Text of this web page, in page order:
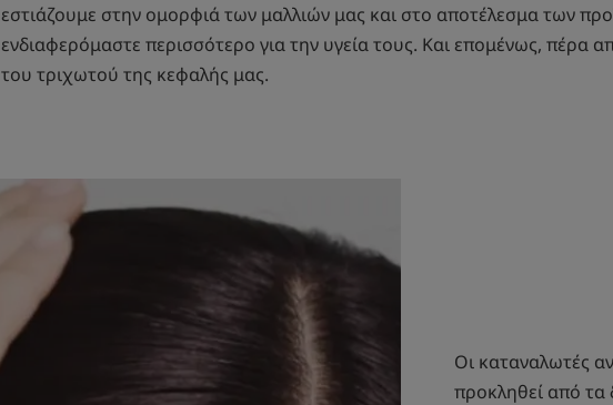
εστιάζουμε στην ομορφιά των μαλλιών μας και στο αποτέλεσμα των
ενδιαφερόμαστε περισσότερο για την υγεία τους. Και επομένως, πέρα
του τριχωτού της κεφαλής μας.
Οι καταναλωτές
προκληθεί από